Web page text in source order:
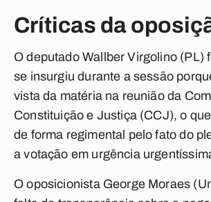
Críticas da
O deputado Wallber Virgolino (PL)
se insurgiu durante a sessão
vista da matéria na reunião da
Constituição e Justiça (CCJ), o
de forma regimental pelo fato do
a votação em urgência
O oposicionista George Moraes